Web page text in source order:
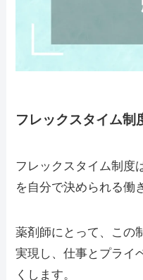
フレックスタイム制
フレックスタイム制度
を自分で決められる働
薬剤師にとって、この
実現し、仕事とプライ
くします。